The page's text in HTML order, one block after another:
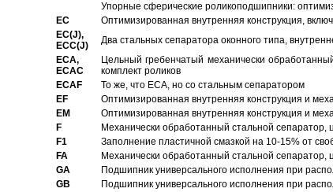
Упорные сферические роликоподшипники:
EC
Oптимизированная внутренняя конструкция,
EC(J),
ECC(J)
Два стальных сепаратора оконного типа,
ECA,
ECAC
Цельный гребенчатый механически
комплект роликов
ECAF
То же, что ECA, но со стальным сепаратором
EF
Оптимизированная внутренняя конструкция и
EM
Оптимизированная внутренняя конструкция и
F
Механически обработанный стальной
F1
Заполнение пластичной смазкой на 10-15% от
FA
Механически обработанный стальной
GA
Подшипник универсального исполнения при
GB
Подшипник универсального исполнения при